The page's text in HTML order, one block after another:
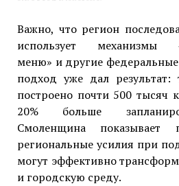
Важно, что регион
использует механизмы
меню» и другие
подход уже дал
построено почти 500
20% больше
Смоленщина
региональные усилия при
могут эффективно
и городскую среду.